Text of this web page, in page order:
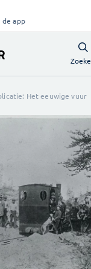
de app
Het eeuwige vuur